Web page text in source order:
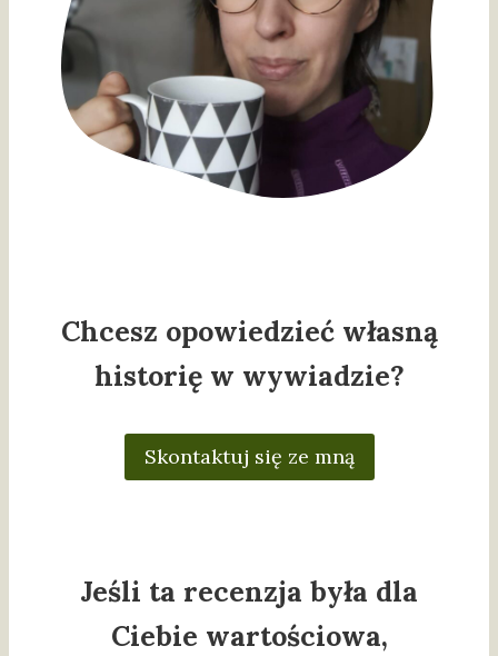
Chcesz opowiedzieć własną
historię w wywiadzie?
Skontaktuj się ze mną
Jeśli ta recenzja była dla
Ciebie wartościowa,